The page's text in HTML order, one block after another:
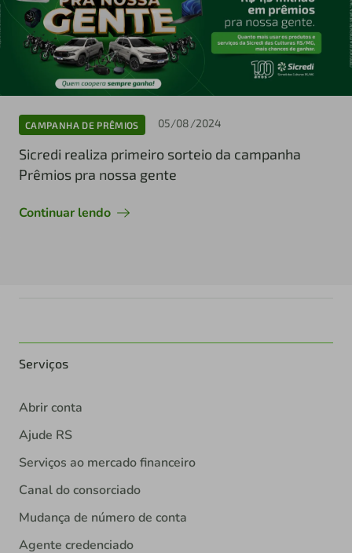
CAMPANHA DE PRÊMIOS 05/08/2024
Sicredi realiza primeiro sorteio da campanha
Prêmios pra nossa gente
Continuar lendo
Serviços
Abrir conta
Ajude RS
Serviços ao mercado financeiro
Canal do consorciado
Mudança de número de conta
Agente credenciado